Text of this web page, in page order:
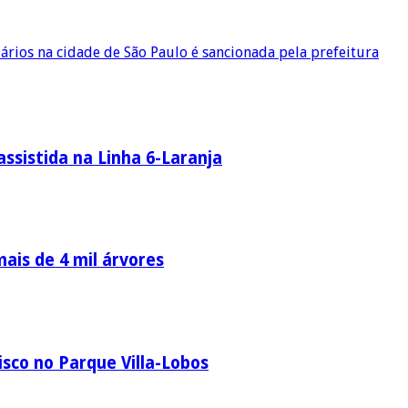
na cidade de São Paulo é sancionada pela prefeitura
na Linha 6-Laranja
de 4 mil árvores
no Parque Villa-Lobos